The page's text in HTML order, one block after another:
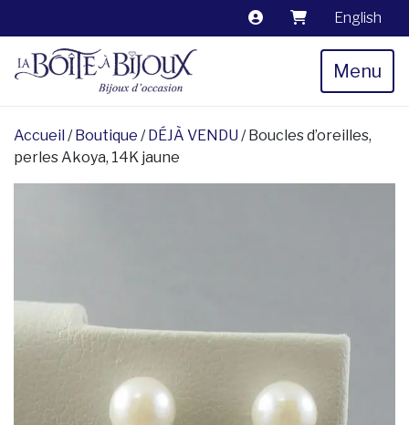
English
Menu
Accueil /Boutique /DÉJÀ VENDU / Boucles d’oreilles,
perles Akoya, 14K jaune